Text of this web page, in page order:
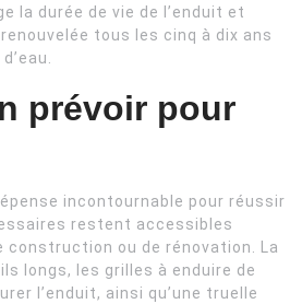
la durée de vie de l’enduit et
tous les cinq à dix ans
prévoir pour
incontournable pour réussir
restent accessibles
ou de rénovation. La
longs, les grilles à enduire de
l’enduit, ainsi qu’une truelle